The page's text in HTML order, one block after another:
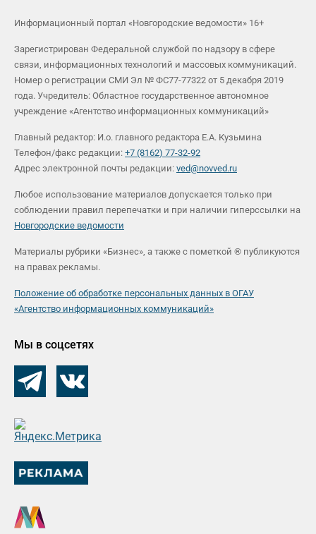
Информационный портал «Новгородские ведомости» 16+
Зарегистрирован Федеральной службой по надзору в сфере
связи, информационных технологий и массовых коммуникаций.
Номер о регистрации СМИ Эл № ФС77-77322 от 5 декабря 2019
года. Учредитель: Областное государственное автономное
учреждение «Агентство информационных коммуникаций»
Главный редактор: И.о. главного редактора Е.А. Кузьмина
Телефон/факс редакции: +7 (8162) 77-32-92
Адрес электронной почты редакции: ved@novved.ru
Любое использование материалов допускается только при
соблюдении правил перепечатки и при наличии гиперссылки на
Новгородские ведомости
Материалы рубрики «Бизнес», а также с пометкой ® публикуются
на правах рекламы.
Положение об обработке персональных данных в ОГАУ
«Агентство информационных коммуникаций»
Мы в соцсетях